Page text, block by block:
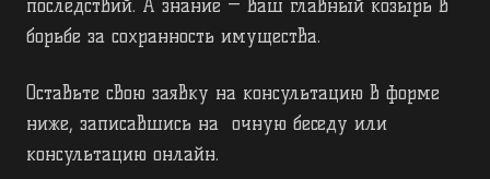
последствий. А знание — ваш главный козырь в
борьбе за сохранность имущества.
Оставьте свою заявку на консультацию в форме
ниже, записавшись на очную беседу или
консультацию онлайн.